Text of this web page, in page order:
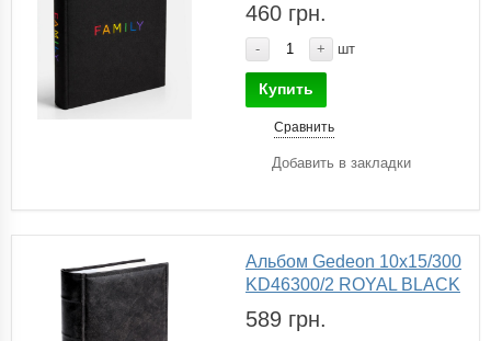
460 грн.
- + шт
Купить
Сравнить
Добавить в закладки
Альбом Gedeon 10х15/300
KD46300/2 ROYAL BLACK
589 грн.